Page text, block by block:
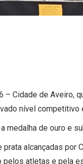
Cidade de Aveiro,
nível competitivo
medalha de ouro e
alcançadas
atletas e pela